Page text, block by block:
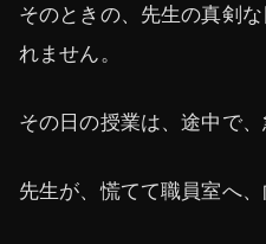
そのときの、先生の真剣
れません。
その日の授業は、途中で、
先生が、慌てて職員室へ、